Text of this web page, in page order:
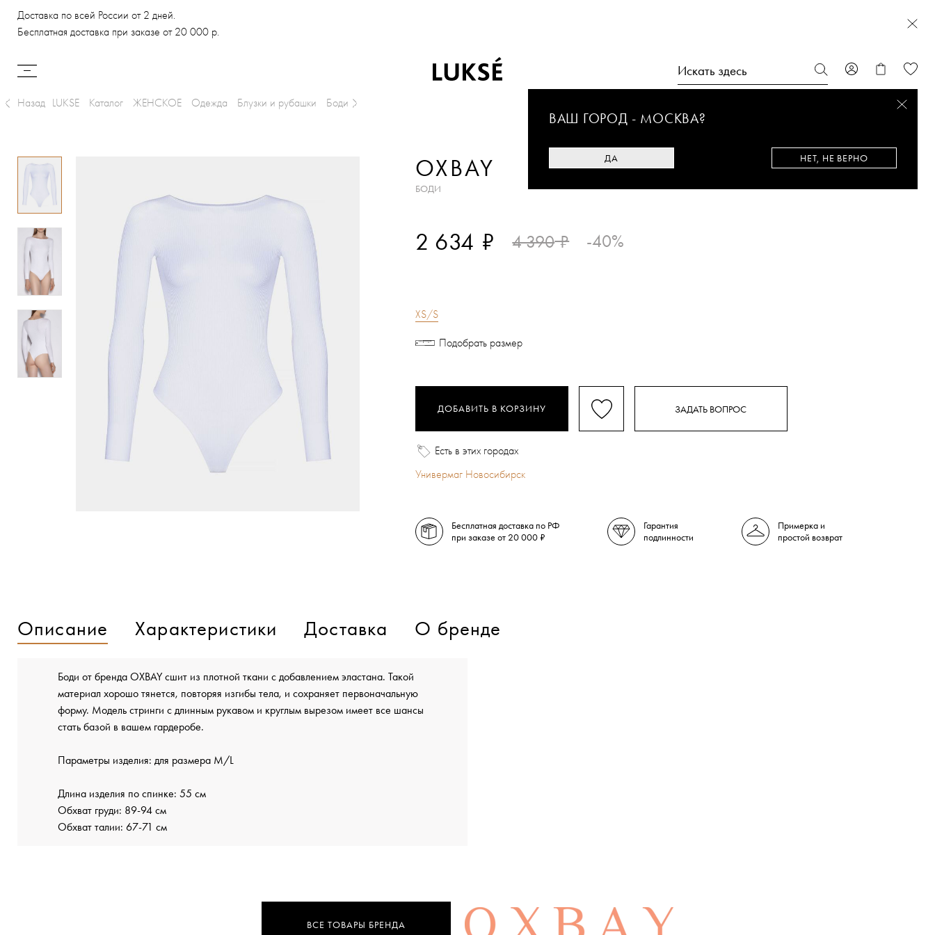
Доставка по всей России от 2 дней.
Бесплатная доставка при заказе от 20 000 р.
ВАШ ГОРОД - МОСКВА?
ДА НЕТ, НЕ ВЕРНО
Назад LUKSE Каталог ЖЕНСКОЕ Одежда Блузки и рубашки Боди
OXBAY
БОДИ
2 634 ₽ 4 390₽ -40%
XS/S
Подобрать размер
ДОБАВИТЬ В КОРЗИНУ ЗАДАТЬ ВОПРОС
Есть в этих городах
Универмаг Новосибирск
Бесплатная доставка по РФ
при заказе от 20 000 ₽
Гарантия
подлинности
Примерка и
простой возврат
Описание Характеристики Доставка О бренде
Боди от бренда OXBAY сшит из плотной ткани с добавлением эластана. Такой
материал хорошо тянется, повторяя изгибы тела, и сохраняет первоначальную
форму. Модель стринги с длинным рукавом и круглым вырезом имеет все шансы
стать базой в вашем гардеробе.
Параметры изделия: для размера M/L
Длина изделия по спинке: 55 см
Обхват груди: 89-94 см
Обхват талии: 67-71 см
ВСЕ ТОВАРЫ БРЕНДА